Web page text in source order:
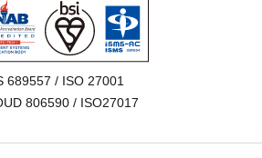
689557 / ISO 27001
806590 / ISO27017